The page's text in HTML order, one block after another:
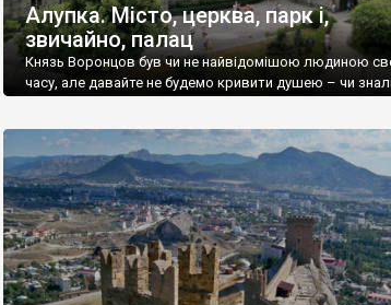
Алупка. Місто, церква, парк і,
звичайно, палац
Князь Воронцов був чи не найвідомішою людиною
часу, але давайте не будемо кривити душею – чи